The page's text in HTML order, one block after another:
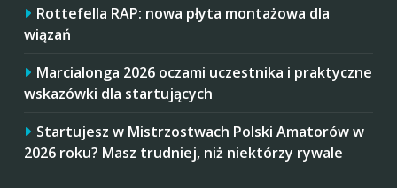
Rottefella RAP: nowa płyta montażowa dla
wiązań
Marcialonga 2026 oczami uczestnika i praktyczne
wskazówki dla startujących
Startujesz w Mistrzostwach Polski Amatorów w
2026 roku? Masz trudniej, niż niektórzy rywale